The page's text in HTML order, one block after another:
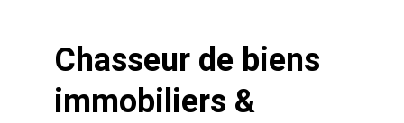
Chasseur de biens
immobiliers &